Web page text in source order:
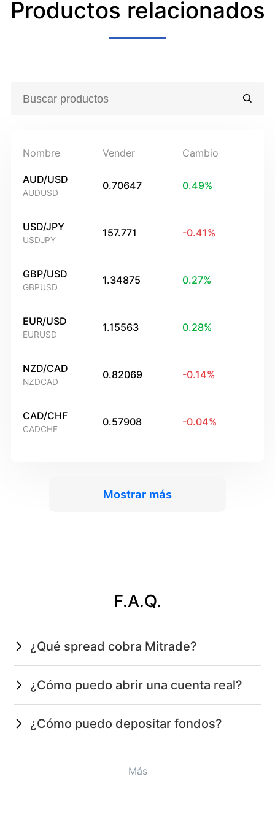
Productos relacionados
Nombre Vender Cambio
AUD/USD
AUDUSD
0.70647 0.49%
USD/JPY
USDJPY
157.771 -0.41%
GBP/USD
GBPUSD
1.34875 0.27%
EUR/USD
EURUSD
1.15563 0.28%
NZD/CAD
NZDCAD
0.82069 -0.14%
CAD/CHF
CADCHF
0.57908 -0.04%
Mostrar más
F.A.Q.
¿Qué spread cobra Mitrade?
¿Cómo puedo abrir una cuenta real?
¿Cómo puedo depositar fondos?
Más